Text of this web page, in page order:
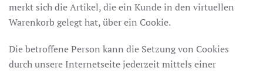
merkt sich die Artikel, die ein Kunde in den virtuellen
Warenkorb gelegt hat, über ein Cookie.
Die betroffene Person kann die Setzung von Cookies
durch unsere Internetseite jederzeit mittels einer